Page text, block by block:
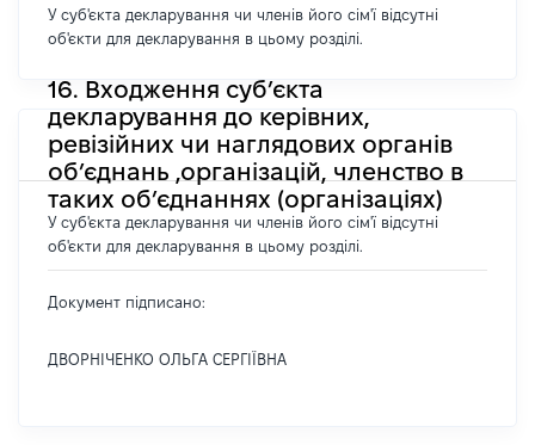
У суб'єкта декларування чи членів його сім'ї відсутні
об'єкти для декларування в цьому розділі.
16. Входження суб’єкта
декларування до керівних,
ревізійних чи наглядових органів
об’єднань ,організацій, членство в
таких об’єднаннях (організаціях)
У суб'єкта декларування чи членів його сім'ї відсутні
об'єкти для декларування в цьому розділі.
Документ підписано:
ДВОРНІЧЕНКО ОЛЬГА СЕРГІЇВНА